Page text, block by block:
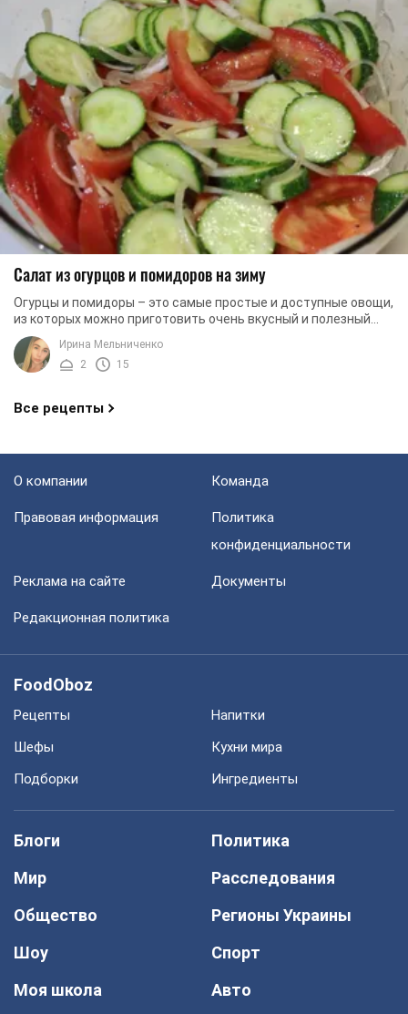
Салат из огурцов и помидоров на зиму
Огурцы и помидоры – это самые простые и доступные овощи,
из которых можно приготовить очень вкусный и полезный
салат. Это классическое сочетание ...
Ирина Мельниченко
2
15
Все рецепты
О компании Команда
Правовая информация
Политика
конфиденциальности
Реклама на сайте Документы
Редакционная политика
FoodOboz
Рецепты
Напитки
Шефы
Кухни мира
Подборки
Ингредиенты
Блоги
Политика
Мир
Расследования
Общество
Регионы Украины
Шоу
Спорт
Моя школа
Авто